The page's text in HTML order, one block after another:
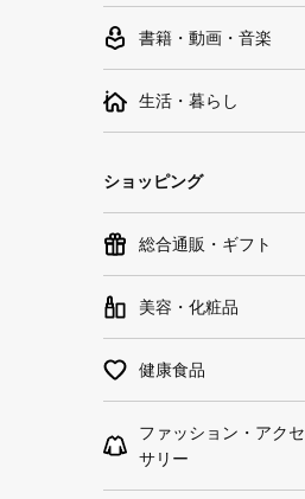
書籍・動画・音楽
生活・暮らし
ショッピング
総合通販・ギフト
美容・化粧品
健康食品
ファッション・アクセ
サリー